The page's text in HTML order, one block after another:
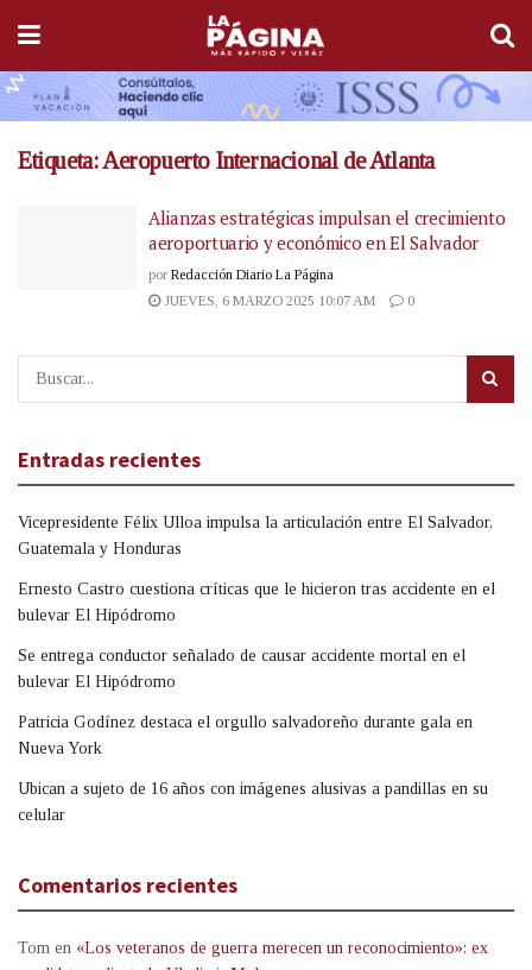
Etiqueta:Aeropuerto Internacional de Atlanta
Alianzas estratégicas impulsan el crecimiento
aeroportuario y económico en El Salvador
por Redacción Diario La Página
JUEVES, 6 MARZO 2025 10:07 AM
0
Entradas recientes
Vicepresidente Félix Ulloa impulsa la articulación entre El Salvador,
Guatemala y Honduras
Ernesto Castro cuestiona críticas que le hicieron tras accidente en el
bulevar El Hipódromo
Se entrega conductor señalado de causar accidente mortal en el
bulevar El Hipódromo
Patricia Godínez destaca el orgullo salvadoreño durante gala en
Nueva York
Ubican a sujeto de 16 años con imágenes alusivas a pandillas en su
celular
Comentarios recientes
Tom en «Los veteranos de guerra merecen un reconocimiento»: ex